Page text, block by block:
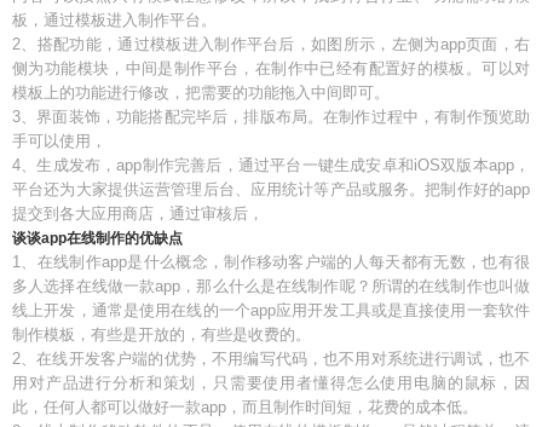
板，通过模板进入制作平台。
2、搭配功能，通过模板进入制作平台后，如图所示，左侧为app页面，右
侧为功能模块，中间是制作平台，在制作中已经有配置好的模板。可以对
模板上的功能进行修改，把需要的功能拖入中间即可。
3、界面装饰，功能搭配完毕后，排版布局。在制作过程中，有制作预览助
手可以使用，
4、生成发布，app制作完善后，通过平台一键生成安卓和iOS双版本app，
平台还为大家提供运营管理后台、应用统计等产品或服务。把制作好的app
提交到各大应用商店，通过审核后，
谈谈app在线制作的优缺点
1、在线制作app是什么概念，制作移动客户端的人每天都有无数，也有很
多人选择在线做一款app，那么什么是在线制作呢？所谓的在线制作也叫做
线上开发，通常是使用在线的一个app应用开发工具或是直接使用一套软件
制作模板，有些是开放的，有些是收费的。
2、在线开发客户端的优势，不用编写代码，也不用对系统进行调试，也不
用对产品进行分析和策划，只需要使用者懂得怎么使用电脑的鼠标，因
此，任何人都可以做好一款app，而且制作时间短，花费的成本低。